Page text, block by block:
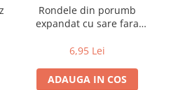
Rondele din porumb
expandat cu sare fara
6,95 Lei
ADAUGA IN COS